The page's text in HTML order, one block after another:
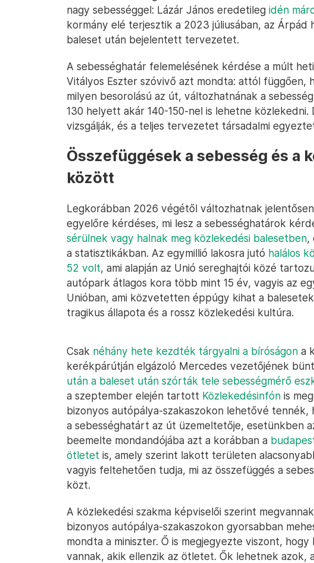
nagy sebességgel: Lázár János eredetileg idén
kormány elé terjesztik a 2023 júliusában, az
baleset után bejelentett tervezetet.
A sebességhatár felemelésének kérdése a múlt
Vitályos Eszter szóvivő azt mondta: attól függően,
milyen besorolású az út, változhatnának a
130 helyett akár 140-150-nel is lehetne
vizsgálják, és a teljes tervezetet társadalmi
Összefüggések a sebesség és a
között
Legkorábban 2026 végétől változhatnak
egyelőre kérdéses, mi lesz a sebességhatárok
sérülnek vagy halnak meg közlekedési balesetben,
a statisztikákban. Az egymillió lakosra jutó halálos
52 volt, ami alapján az Unió sereghajtói közé
autópark átlagos kora több mint 15 év, vagyis az
Unióban, ami közvetetten éppúgy kihat a
tragikus állapota és a rossz közlekedési kultúra.
Csak néhány hete kezdték tárgyalni a bíróságon a
kerékpárútján elgázoló Mercedes vezetőjének
után a baleset után szórták tele sebességmérő
a szeptember elején tartott Közlekedésinfón is
bizonyos autópálya-szakaszokon lehetővé tennék,
a sebességhatárt az út üzemeltetője, esetünkben
beemelte mondandójába azt a korábban a
ötletet is, amely szerint lakott területen
vagyis feltehetően tudja, mi az összefüggés a
közt.
A közlekedési szakma képviselői szerint
bizonyos autópálya-szakaszokon gyorsabban
mondta a miniszter. Ő is megjegyezte viszont, hogy
vannak, akik ellenzik az ötletet. Ők lehetnek azok,